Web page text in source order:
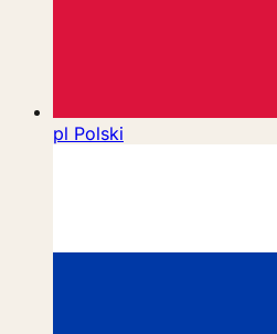
pl Polski